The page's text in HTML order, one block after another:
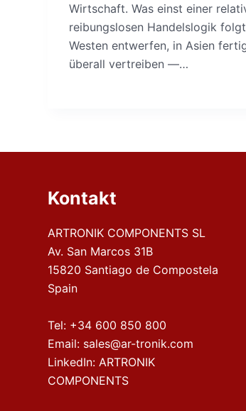
Wirtschaft. Was einst einer
reibungslosen Handelslogik
Westen entwerfen, in Asien
überall vertreiben —…
Kontakt
ARTRONIK COMPONENTS SL
Av. San Marcos 31B
15820 Santiago de Compostela
Spain
Tel: +34 600 850 800
Email: sales@ar-tronik.com
LinkedIn:ARTRONIK
COMPONENTS